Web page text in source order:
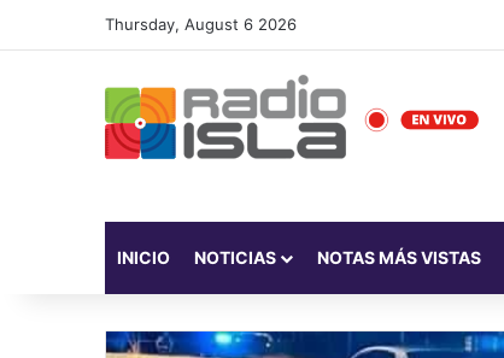
Thursday, August 6 2026
INICIO NOTICIAS NOTAS MÁS VISTAS